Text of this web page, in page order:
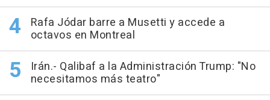
Rafa Jódar barre a Musetti y accede a
octavos en Montreal
Irán.- Qalibaf a la Administración Trump: "No
necesitamos más teatro"